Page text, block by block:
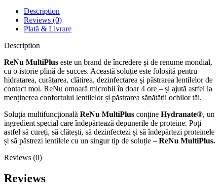
Description
Reviews (0)
Plată & Livrare
Description
ReNu MultiPlus este un brand de încredere și de renume mondial,
cu o istorie plină de succes. Această soluție este folosită pentru
hidratarea, curățarea, clătirea, dezinfectarea și păstrarea lentilelor de
contact moi. ReNu omoară microbii în doar 4 ore – și ajută astfel la
menținerea confortului lentilelor și păstrarea sănătății ochilor tăi.
Soluția multifuncțională ReNu MultiPlus conține Hydranate®, un
ingredient special care îndepărtează depunerile de proteine. Poți
astfel să cureți, să clătești, să dezinfectezi și să îndepărtezi proteinele
și să păstrezi lentilele cu un singur tip de soluție – ReNu MultiPlus.
Reviews (0)
Reviews